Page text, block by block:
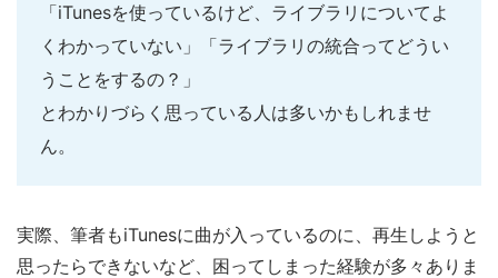
「iTunesを使っているけど、ライブラリについてよ
くわかっていない」「ライブラリの統合ってどうい
うことをするの？」
とわかりづらく思っている人は多いかもしれませ
ん。
実際、筆者もiTunesに曲が入っているのに、再生しようと
思ったらできないなど、困ってしまった経験が多々ありま